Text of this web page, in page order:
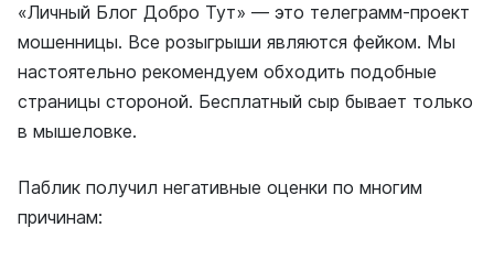
«Личный Блог Добро Тут» — это телеграмм-проект
мошенницы. Все розыгрыши являются фейком. Мы
настоятельно рекомендуем обходить подобные
страницы стороной. Бесплатный сыр бывает только
в мышеловке.
Паблик получил негативные оценки по многим
причинам: